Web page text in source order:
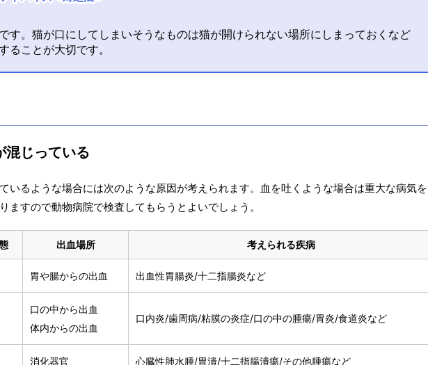
す。猫が口にしてしまいそうなものは猫が開けられない場所にしまっておくなど
ることが大切です。
混じっている
いるような場合には次のような原因が考えられます。血を吐くような場合は重大な病気を
ますので動物病院で検査してもらうとよいでしょう。
出血場所 考えられる疾病
胃や腸からの出血 出血性胃腸炎/十二指腸炎など
口の中から出血
体内からの出血
口内炎/歯周病/粘膜の炎症/口の中の腫瘍/胃炎/食道炎など
消化器官 心臓性肺水腫/胃潰/十二指腸潰瘍/その他腫瘍など